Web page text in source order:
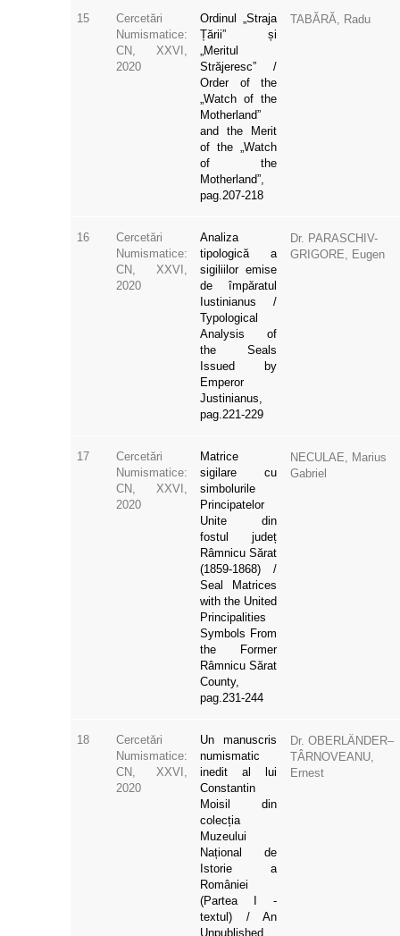
15
Cercetări
Numismatice:
CN, XXVI,
2020
Ordinul „Straja
Țării” și
„Meritul
Străjeresc” /
Order of the
„Watch of the
Motherland”
and the Merit
of the „Watch
of the
Motherland”,
pag.207-218
TABĂRĂ, Radu
16
Cercetări
Numismatice:
CN, XXVI,
2020
Analiza
tipologică a
sigiliilor emise
de împăratul
Iustinianus /
Typological
Analysis of
the Seals
Issued by
Emperor
Justinianus,
pag.221-229
Dr. PARASCHIV-
GRIGORE, Eugen
17
Cercetări
Numismatice:
CN, XXVI,
2020
Matrice
sigilare cu
simbolurile
Principatelor
Unite din
fostul județ
Râmnicu Sărat
(1859-1868) /
Seal Matrices
with the United
Principalities
Symbols From
the Former
Râmnicu Sărat
County,
pag.231-244
NECULAE, Marius
Gabriel
18
Cercetări
Numismatice:
CN, XXVI,
2020
Un manuscris
numismatic
inedit al lui
Constantin
Moisil din
colecția
Muzeului
Național de
Istorie a
României
(Partea I -
textul) / An
Unpublished
Dr. OBERLÄNDER–
TÂRNOVEANU,
Ernest